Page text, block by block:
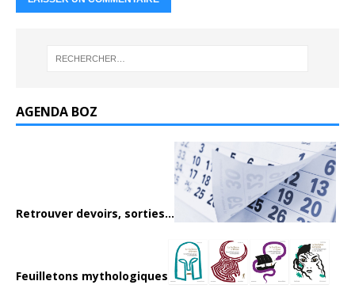
AGENDA BOZ
Retrouver devoirs, sorties...
Feuilletons mythologiques